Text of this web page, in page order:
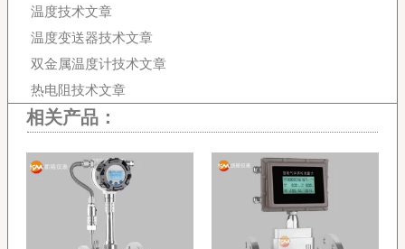
温度技术文章
温度变送器技术文章
双金属温度计技术文章
热电阻技术文章
相关产品：